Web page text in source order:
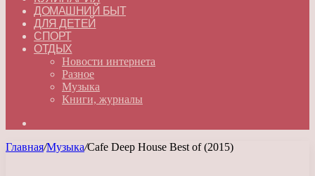
ДОМАШНИЙ БЫТ
ДЛЯ ДЕТЕЙ
СПОРТ
ОТДЫХ
Новости интернета
Разное
Музыка
Книги, журналы
Главная/Музыка/Cafe Deep House Best of (2015)